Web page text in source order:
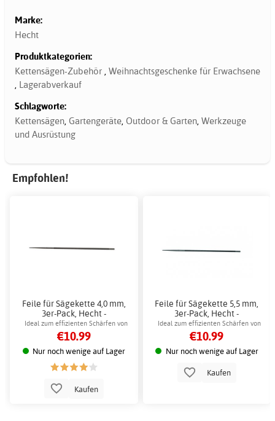
Marke:
Hecht
Produktkategorien:
Kettensägen-Zubehör , Weihnachtsgeschenke für Erwachsene
, Lagerabverkauf
Schlagworte:
Kettensägen, Gartengeräte, Outdoor & Garten, Werkzeuge
und Ausrüstung
Empfohlen!
Feile für Sägekette 4,0 mm,
3er-Pack, Hecht -
Kettensägenzubehör
Ideal zum effizienten Schärfen von
Sägeketten
€10.99
Nur noch wenige auf Lager
Kaufen
Feile für Sägekette 5,5 mm,
3er-Pack, Hecht -
Kettensägenzubehör
Ideal zum effizienten Schärfen von
Sägeketten
€10.99
Nur noch wenige auf Lager
Kaufen